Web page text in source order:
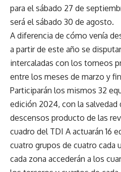
para el sábado 27 de
será el sábado 30 de agosto.
A diferencia de cómo venía
a partir de este año se
intercaladas con los torneos
entre los meses de marzo y
Participarán los mismos 32
edición 2024, con la salvedad
descensos producto de las
cuadro del TDI A actuarán 16
cuatro grupos de cuatro cada
cada zona accederán a los